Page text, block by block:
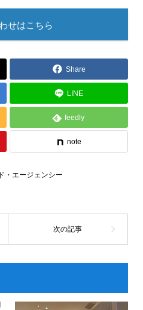
せはこちら
Share
LINE
feedly
note
・エージェンシー